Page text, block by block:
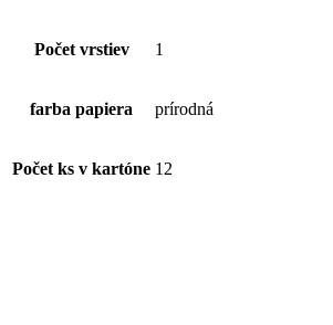
Počet vrstiev 1
farba papiera prírodná
Počet ks v kartóne 12